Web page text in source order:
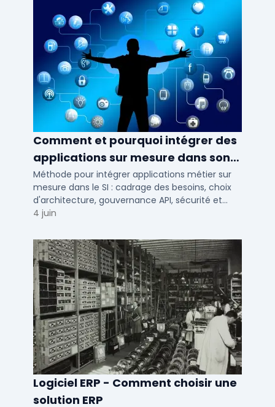
Comment et pourquoi intégrer des
applications sur mesure dans son
SI ?
Méthode pour intégrer applications métier sur
mesure dans le SI : cadrage des besoins, choix
d'architecture, gouvernance API, sécurité et
conduite du changement.
4 juin
Logiciel ERP - Comment choisir une
solution ERP